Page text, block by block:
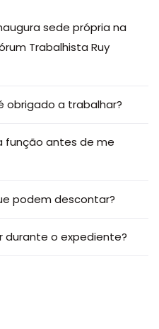
sede própria na
Trabalhista Ruy
obrigado a trabalhar?
função antes de me
podem descontar?
durante o expediente?